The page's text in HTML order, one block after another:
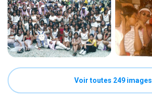
Voir toutes 249 images